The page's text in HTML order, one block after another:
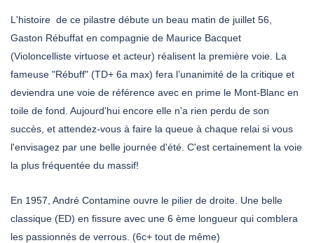
L'histoire de ce pilastre débute un beau matin de juillet 56,
Gaston Rébuffat en compagnie de Maurice Bacquet
(Violoncelliste virtuose et acteur) réalisent la première voie. La
fameuse "Rébuff" (TD+ 6a max) fera l’unanimité de la critique et
deviendra une voie de référence avec en prime le Mont-Blanc en
toile de fond. Aujourd'hui encore elle n'a rien perdu de son
succès, et attendez-vous à faire la queue à chaque relai si vous
l'envisagez par une belle journée d'été. C'est certainement la voie
la plus fréquentée du massif!
En 1957, André Contamine ouvre le pilier de droite. Une belle
classique (ED) en fissure avec une 6 ème longueur qui comblera
les passionnés de verrous. (6c+ tout de même)